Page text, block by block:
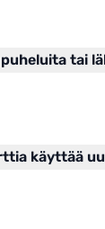
tai
käyttää